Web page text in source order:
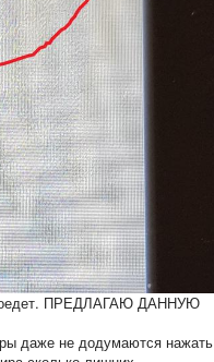
поедет. ПРЕДЛАГАЮ ДАННУЮ
даже не додумаются нажать